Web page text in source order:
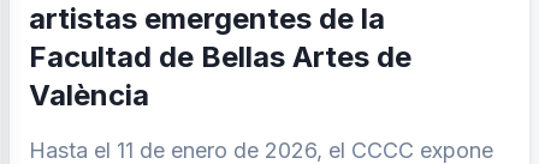
artistas emergentes de la
Facultad de Bellas Artes de
València
Hasta el 11 de enero de 2026, el CCCC expone